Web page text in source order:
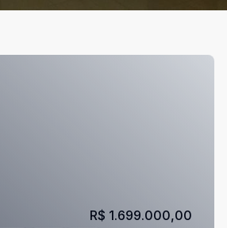
R$ 1.699.000,00